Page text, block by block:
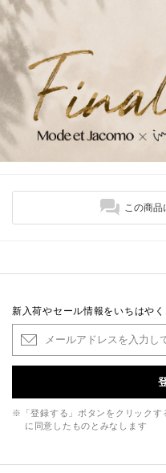
この商
新入荷やセール情報をいちはやく
※「登録する」ボタンをクリックす
に同意したものとみなします